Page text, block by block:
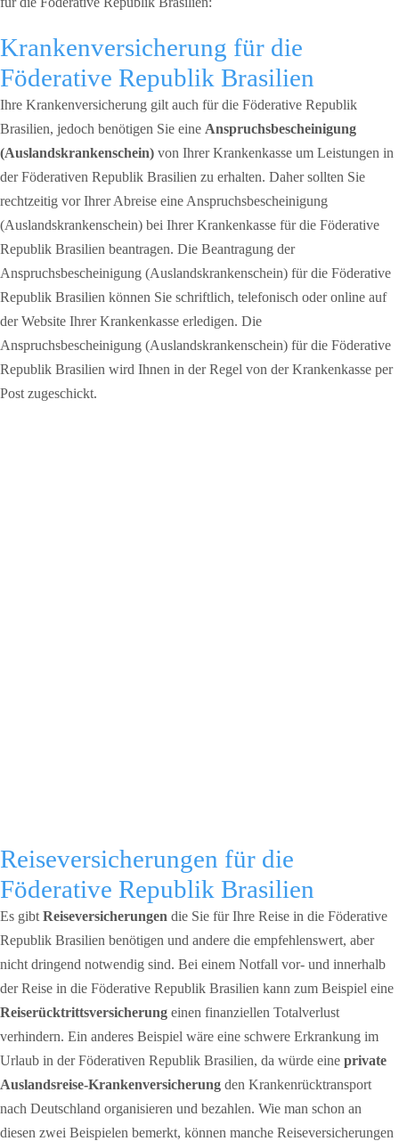
Krankenversicherung für die
Föderative Republik Brasilien
Ihre Krankenversicherung gilt auch für die Föderative Republik
Brasilien, jedoch benötigen Sie eine Anspruchsbescheinigung
(Auslandskrankenschein) von Ihrer Krankenkasse um Leistungen in
der Föderativen Republik Brasilien zu erhalten. Daher sollten Sie
rechtzeitig vor Ihrer Abreise eine Anspruchsbescheinigung
(Auslandskrankenschein) bei Ihrer Krankenkasse für die Föderative
Republik Brasilien beantragen. Die Beantragung der
Anspruchsbescheinigung (Auslandskrankenschein) für die Föderative
Republik Brasilien können Sie schriftlich, telefonisch oder online auf
der Website Ihrer Krankenkasse erledigen. Die
Anspruchsbescheinigung (Auslandskrankenschein) für die Föderative
Republik Brasilien wird Ihnen in der Regel von der Krankenkasse per
Post zugeschickt.
Reiseversicherungen für die
Föderative Republik Brasilien
Es gibt Reiseversicherungen die Sie für Ihre Reise in die Föderative
Republik Brasilien benötigen und andere die empfehlenswert, aber
nicht dringend notwendig sind. Bei einem Notfall vor- und innerhalb
der Reise in die Föderative Republik Brasilien kann zum Beispiel eine
Reiserücktrittsversicherung einen finanziellen Totalverlust
verhindern. Ein anderes Beispiel wäre eine schwere Erkrankung im
Urlaub in der Föderativen Republik Brasilien, da würde eine private
Auslandsreise-Krankenversicherung den Krankenrücktransport
nach Deutschland organisieren und bezahlen. Wie man schon an
diesen zwei Beispielen bemerkt, können manche Reiseversicherungen